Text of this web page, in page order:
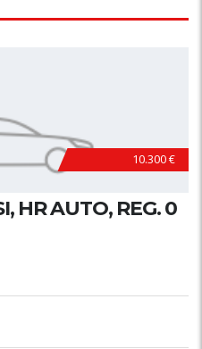
10.300 €
HR AUTO, REG. 0